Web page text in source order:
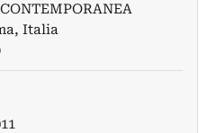
Italia